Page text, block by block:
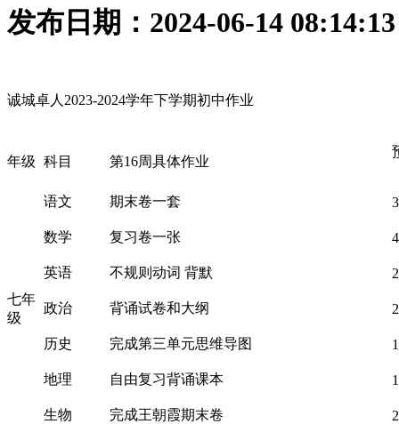
发布日期：2024-06-14
诚城卓人2023-2024学年下学期初中作业
年级 科目 第16周具体作业
七年
级
语文 期末卷一套
数学 复习卷一张
英语 不规则动词 背默
政治 背诵试卷和大纲
历史 完成第三单元思维导图
地理 自由复习背诵课本
生物 完成王朝霞期末卷